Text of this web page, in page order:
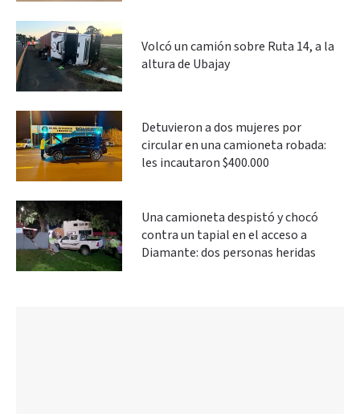
Volcó un camión sobre Ruta 14, a la
altura de Ubajay
Detuvieron a dos mujeres por
circular en una camioneta robada:
les incautaron $400.000
Una camioneta despistó y chocó
contra un tapial en el acceso a
Diamante: dos personas heridas